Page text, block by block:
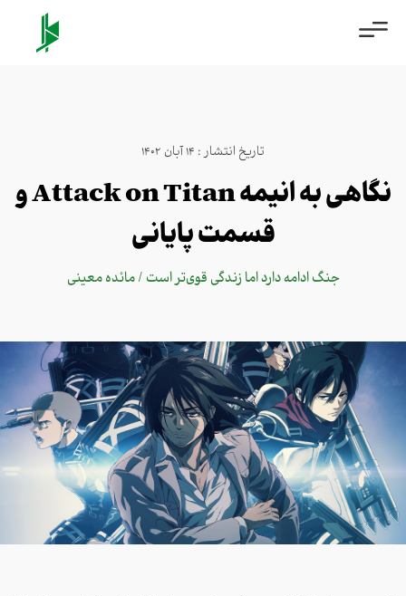
تاریخ انتشار : 14 آبان 1402
نگاهی به انیمه Attack on Titan و
قسمت پایانی
جنگ ادامه دارد اما زندگی قوی‌تر است / مائده معینی